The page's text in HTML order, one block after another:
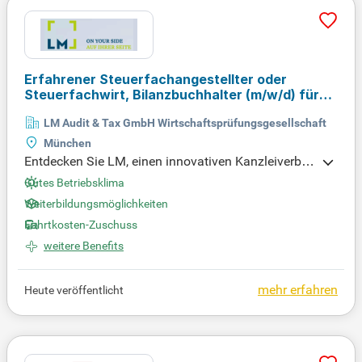
ist du Teil eines engagierten Teams, das deine beru
fliche Entwicklung fördert.
Erfahrener Steuerfachangestellter oder
Steuerfachwirt, Bilanzbuchhalter (m/w/d) für
LM Audit & Tax GmbH Wirtschaftsprüfungsgesellschaft
München
Entdecken Sie LM, einen innovativen Kanzleiverbu
nd in München, der Wirtschaftsprüfer, Steuerberate
r und Rechtsanwälte vereint. Unser engagiertes Tea
m betreut namhafte Unternehmen aus anspruchsv
ollen Branchen mit höchster Expertise. Bewerben S
ie sich jetzt!
Gutes Betriebsklima
Weiterbildungsmöglichkeiten
Fahrtkosten-Zuschuss
weitere Benefits
mehr erfahren
Heute veröffentlicht